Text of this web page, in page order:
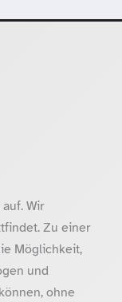
Wir
Zu einer
Möglichkeit,
und
ohne